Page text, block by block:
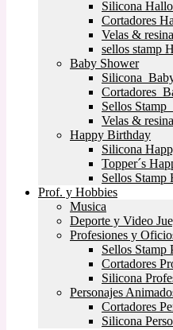
Silicona
Cortadores
Velas &
sellos stamp
Baby Shower
Silicona
Cortadores
Sellos
Velas &
Happy Birthday
Silicona
Topper´s
Sellos
Prof. y Hobbies
Musica
Deporte y Video
Profesiones y
Sellos Stamp
Cortadores
Silicona
Personajes
Cortadores
Silicona